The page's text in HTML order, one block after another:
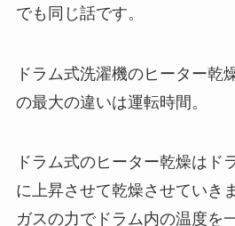
でも同じ話です。
ドラム式洗濯機のヒーター乾
の最大の違いは運転時間。
ドラム式のヒーター乾燥はド
に上昇させて乾燥させていき
ガスの力でドラム内の温度を